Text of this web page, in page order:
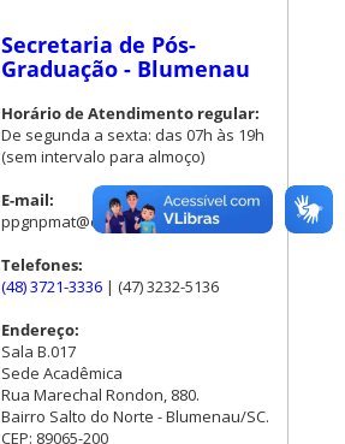
Secretaria de Pós-
Graduação - Blumenau
Horário de Atendimento regular:
De segunda a sexta: das 07h às 19h
(sem intervalo para almoço)
E-mail:
ppgnpmat@contato.ufsc.br
Telefones:
(48) 3721-3336 | (47) 3232-5136
Endereço:
Sala B.017
Sede Acadêmica
Rua Marechal Rondon, 880.
Bairro Salto do Norte - Blumenau/SC.
CEP: 89065-200